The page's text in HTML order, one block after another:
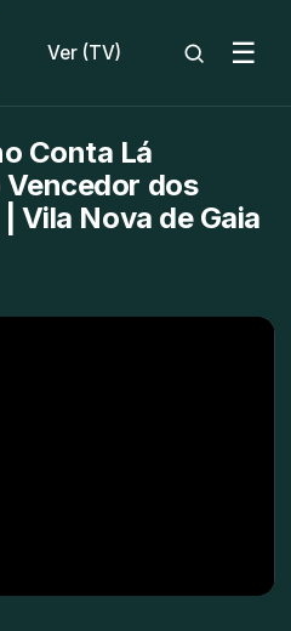
Ver (TV) ☰
Conta Lá
dos
Vila Nova de Gaia